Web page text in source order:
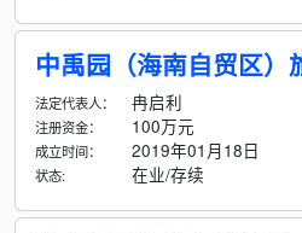
中禹园（海南自贸区）
法定代表人： 冉启利
注册资金： 100万元
成立时间： 2019年01月18日
状态: 在业/存续